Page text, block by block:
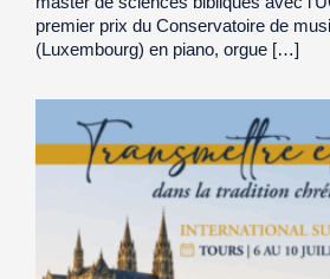
premier prix du Conservatoire de
(Luxembourg) en piano, orgue […]